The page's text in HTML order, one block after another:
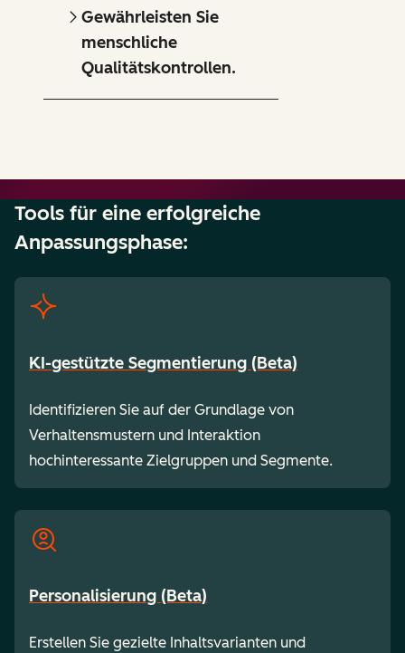
Gewährleisten Sie
menschliche
Qualitätskontrollen.
Tools für eine erfolgreiche
Anpassungsphase:
KI-gestützte Segmentierung (Beta)
Identifizieren Sie auf der Grundlage von
Verhaltensmustern und Interaktion
hochinteressante Zielgruppen und Segmente.
Personalisierung (Beta)
Erstellen Sie gezielte Inhaltsvarianten und